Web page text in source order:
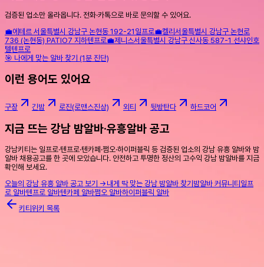
검증된 업소만 올라옵니다. 전화·카톡으로 바로 문의할 수 있어요.
💼에테르 서울특별시 강남구 논현동 192-21 일프로💼켈리 서울특별시 강남구 논현로
736 (논현동) PATIO7 지하텐프로💼제니스서울특별시 강남구 신사동 587-1 선샤인호
텔텐프로
🎯 나에게 맞는 알바 찾기 (1분 진단)
이런 용어도 있어요
구장 긴밤 로진(로맨스진상) 외티 뒷방탄다 하드코어
지금 뜨는 강남 밤알바·유흥알바 공고
강남키티는 일프로·텐프로·텐카페·쩜오·하이퍼블릭 등 검증된 업소의 강남 유흥 알바와 밤
알바 채용공고를 한 곳에 모았습니다. 안전하고 투명한 정산의 고수익 강남 밤알바를 지금
확인해 보세요.
오늘의 강남 유흥 알바 공고 보기 → 내게 딱 맞는 강남 밤알바 찾기밤알바 커뮤니티일프
로 알바텐프로 알바텐카페 알바쩜오 알바하이퍼블릭 알바
키티위키 목록